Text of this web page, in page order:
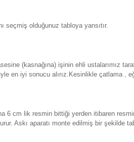
seçmiş olduğunuz tabloya yansıtır.
(kasnağına) işinin ehli ustalarımız
en iyi sonucu alırız.Kesinlikle çatlama ,
6 cm lik resmin bittiği yerden itibaren
Askı aparatı monte edilmiş bir şekilde